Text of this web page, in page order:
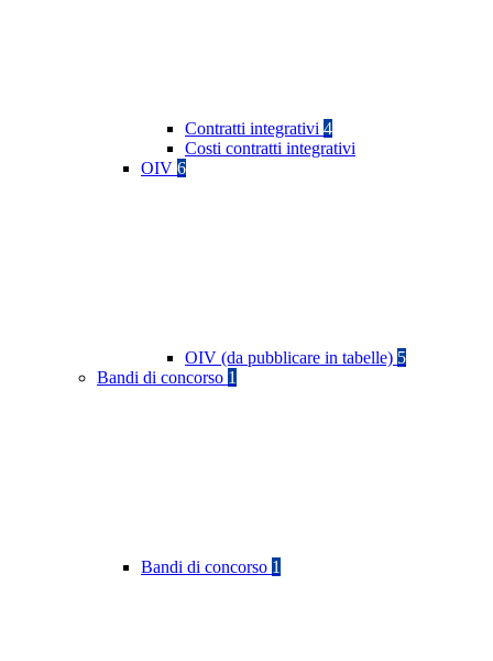
Contratti integrativi 4
Costi contratti integrativi
OIV 6
OIV (da pubblicare in tabelle) 5
Bandi di concorso 1
Bandi di concorso 1